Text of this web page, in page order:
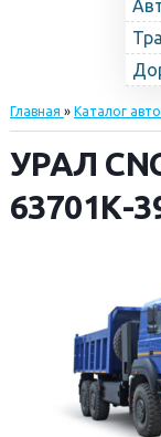
Главная » Каталог
УРАЛ
63701К-